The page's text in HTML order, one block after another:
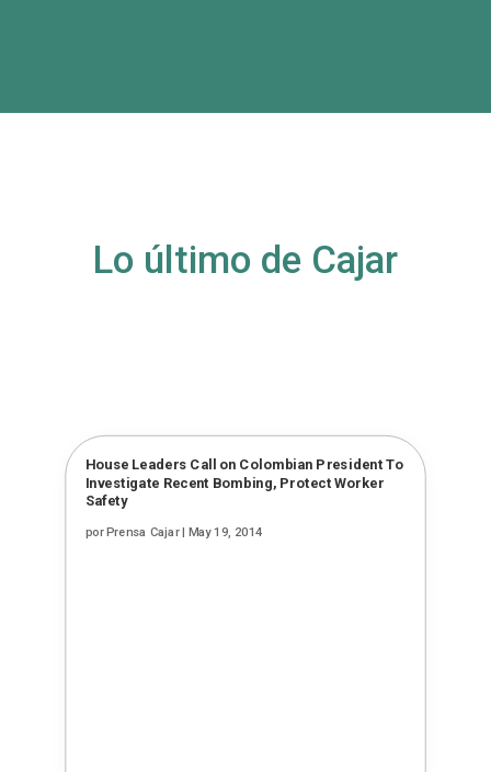
Lo último de Cajar
House Leaders Call on Colombian President To
Investigate Recent Bombing, Protect Worker
Safety
porPrensa Cajar| May 19, 2014